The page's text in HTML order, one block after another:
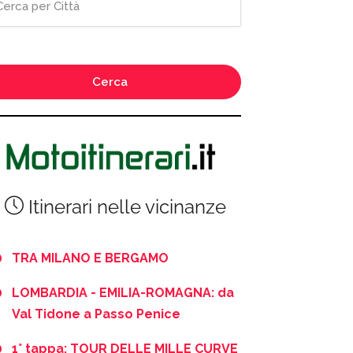
Cerca
Itinerari nelle vicinanze
TRA MILANO E BERGAMO
LOMBARDIA - EMILIA-ROMAGNA: da
Val Tidone a Passo Penice
1° tappa: TOUR DELLE MILLE CURVE